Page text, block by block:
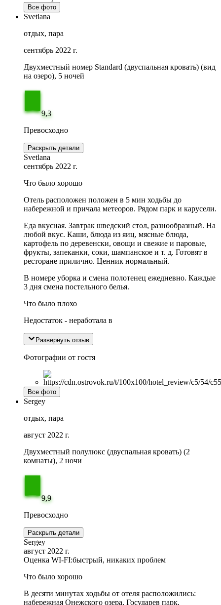
Все фото
Svetlana
отдых, пара
сентябрь 2022 г.
Двухместный номер Standard (двуспальная кровать) (вид
на озеро), 5 ночей
9,3
Превосходно
Раскрыть детали
Svetlana
сентябрь 2022 г.
Что было хорошо
Отель расположен положен в 5 мин ходьбы до
набережной и причала метеоров. Рядом парк и карусели.
Еда вкусная. Завтрак шведский стол, разнообразный. На
любой вкус. Каши, блюда из яиц, мясные блюда,
картофель по деревенски, овощи и свежие и паровые,
фрукты, запеканки, соки, шампанское и т. д. Готовят в
ресторане прилично. Ценник нормальный.
В номере уборка и смена полотенец ежедневно. Каждые
3 дня смена постельного белья.
Что было плохо
Недостаток - неработала в
Развернуть отзыв
Фотографии от гостя
Все фото
Sergey
отдых, пара
август 2022 г.
Двухместный полулюкс (двуспальная кровать) (2
комнаты), 2 ночи
9,9
Превосходно
Раскрыть детали
Sergey
август 2022 г.
Оценка WI-FI:быстрый, никаких проблем
Что было хорошо
В десяти минутах ходьбы от отеля расположились:
набережная Онежского озера, Государев парк,